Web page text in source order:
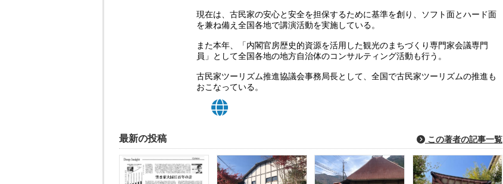
現在は、古民家の安心と安全を担保するために基準を創り、ソフト面とハード面
を兼ね備え全国各地で講演活動を実施している。
また本年、「内閣官房歴史的資源を活用した観光のまちづくり専門家会議専門
員」として全国各地の地方自治体のコンサルティング活動も行う。
古民家ツーリズム推進協議会事務局長として、全国で古民家ツーリズムの推進も
おこなっている。
最新の投稿 この著者の記事一覧